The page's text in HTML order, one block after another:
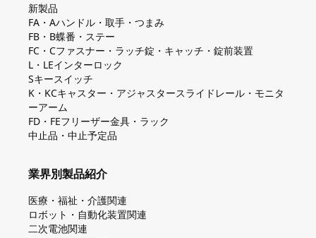
新製品
FA・Aハンドル・取手・つまみ
FB・B蝶番・ステー
FC・Cファスナー・ラッチ錠・キャッチ・錠前装置
L・LEインターロック
Sキースイッチ
K・KCキャスター・アジャスタースライドレール・モニタ
ーアーム
FD・FEフリーザー金具・ラック
中止品・中止予定品
業界別製品紹介
医療・福祉・介護関連
ロボット・自動化装置関連
二次電池関連